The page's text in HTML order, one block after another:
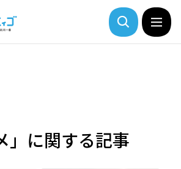
」に関する記事